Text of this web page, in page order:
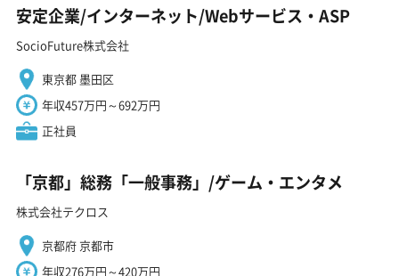
安定企業/インターネット/Webサービス・ASP
SocioFuture株式会社
東京都 墨田区
年収457万円～692万円
正社員
「京都」総務「一般事務」/ゲーム・エンタメ
株式会社テクロス
京都府 京都市
年収276万円～420万円